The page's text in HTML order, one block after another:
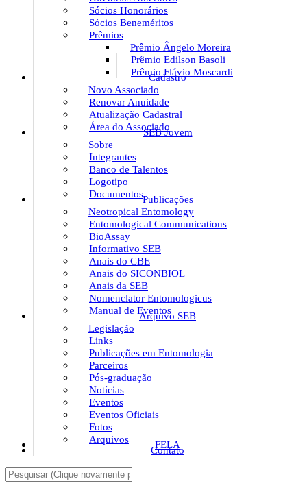
Sócios Honorários
Sócios Beneméritos
Prêmios
Prêmio Ângelo Moreira
Prêmio Edilson Basoli
Prêmio Flávio Moscardi
Cadastro
Novo Associado
Renovar Anuidade
Atualização Cadastral
Área do Associado
SEB Jovem
Sobre
Integrantes
Banco de Talentos
Logotipo
DocumentosPublicações
Neotropical Entomology
Entomological Communications
BioAssay
Informativo SEB
Anais do CBE
Anais do SICONBIOL
Anais da SEB
Nomenclator Entomologicus
Manual de Eventos
Arquivo SEB
Legislação
Links
Publicações em Entomologia
Parceiros
Pós-graduação
Notícias
Eventos
Eventos Oficiais
Fotos
Arquivos
FELA
Contato